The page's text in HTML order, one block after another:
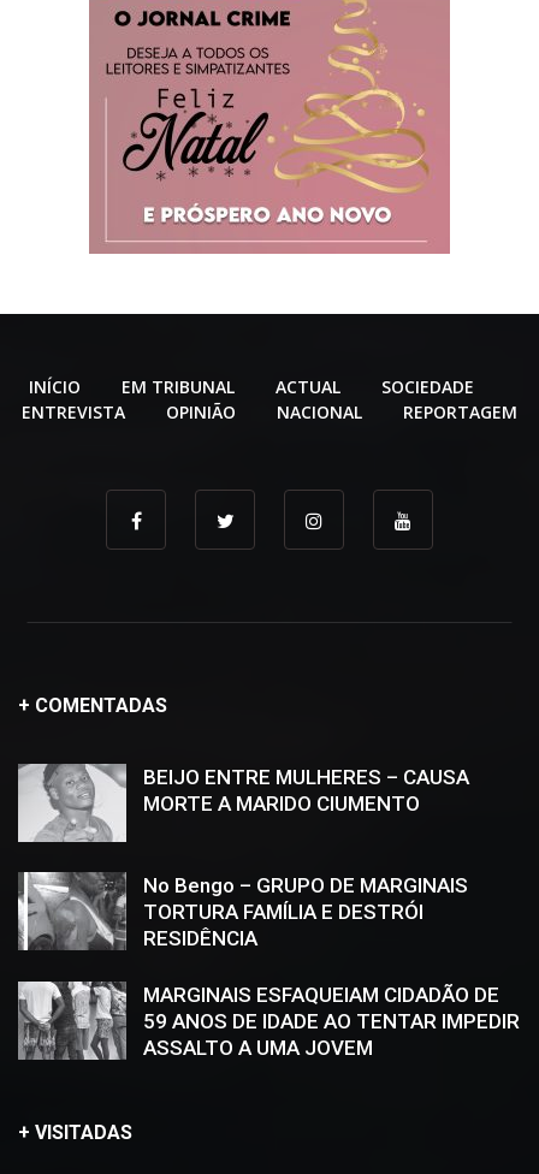
INÍCIO EM TRIBUNAL ACTUAL
SOCIEDADE
ENTREVISTA
OPINIÃO NACIONAL REPORTAGEM
+ COMENTADAS
BEIJO ENTRE MULHERES – CAUSA
MORTE A MARIDO CIUMENTO
No Bengo – GRUPO DE MARGINAIS
TORTURA FAMÍLIA E DESTRÓI
RESIDÊNCIA
MARGINAIS ESFAQUEIAM CIDADÃO DE
59 ANOS DE IDADE AO TENTAR IMPEDIR
ASSALTO A UMA JOVEM
+ VISITADAS